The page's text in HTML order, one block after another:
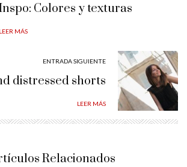
Colores y texturas
LEER MÁS
ENTRADA SIGUIENTE
distressed shorts
LEER MÁS
Relacionados